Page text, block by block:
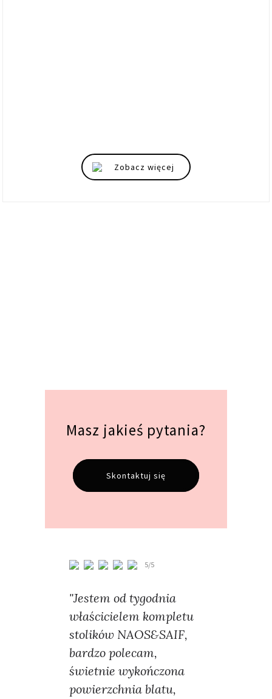
Zobacz więcej
5/5
"Jestem od tygodnia
właścicielem kompletu
stolików NAOS&SAIF,
bardzo polecam,
świetnie wykończona
powierzchnia blatu,
Masz jakieś pytania?
Skontaktuj się